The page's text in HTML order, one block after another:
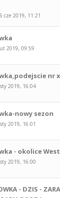
6 cze 2019, 11:21
2019, 09:59
nr x
2019, 16:04
nowy sezon
2019, 16:01
- okolice
2019, 16:00
- DZIS -